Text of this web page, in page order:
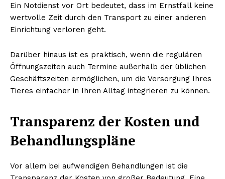
Ein Notdienst vor Ort bedeutet, dass im Ernstfall keine
wertvolle Zeit durch den Transport zu einer anderen
Einrichtung verloren geht.
Darüber hinaus ist es praktisch, wenn die regulären
Öffnungszeiten auch Termine außerhalb der üblichen
Geschäftszeiten ermöglichen, um die Versorgung Ihres
Tieres einfacher in Ihren Alltag integrieren zu können.
Transparenz der Kosten und
Behandlungspläne
Vor allem bei aufwendigen Behandlungen ist die